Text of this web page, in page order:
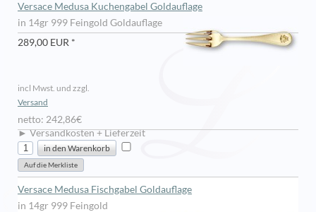
Versace Medusa Kuchengabel Goldauflage
in 14gr 999 Feingold Goldauflage
289,00 EUR *
incl Mwst. und zzgl.
Versand
netto: 242,86€
► Versandkosten + Lieferzeit
Versace Medusa Fischgabel Goldauflage
in 14gr 999 Feingold